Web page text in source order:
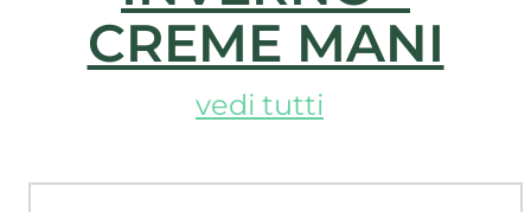
CREME MANI
vedi tutti